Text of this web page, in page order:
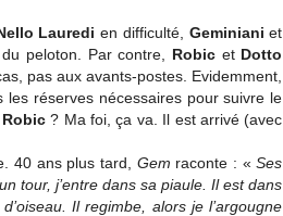
Lauredi en difficulté, Geminiani et
peloton. Par contre, Robic etDotto
pas aux avants-postes. Evidemment,
les réserves nécessaires pour suivre le
Robic? Ma foi, ça va. Il est arrivé (avec
40 ans plus tard, Gem raconte : «Ses
tour, j’entre dans sa piaule. Il est dans
Il regimbe, alors je l’argougne